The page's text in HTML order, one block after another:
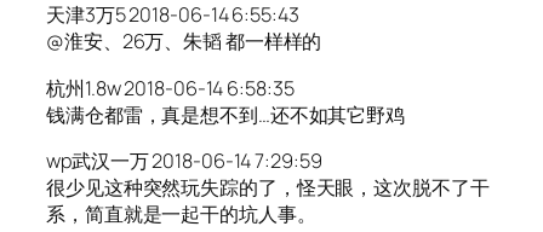
天津3万5 2018-06-14 6:55:43
@淮安、26万、朱韬 都一样样的
杭州1.8w 2018-06-14 6:58:35
钱满仓都雷，真是想不到…还不如其它野鸡
wp武汉一万 2018-06-14 7:29:59
很少见这种突然玩失踪的了，怪天眼，这次脱不了干
系，简直就是一起干的坑人事。